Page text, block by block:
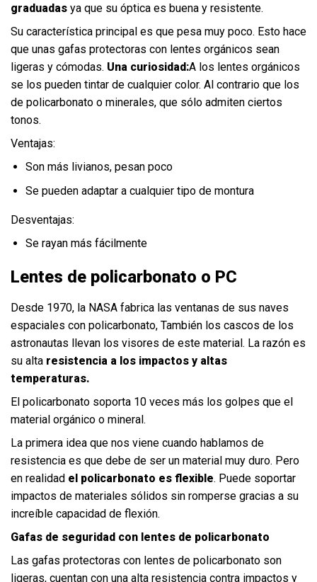
graduadas ya que su óptica es buena y resistente.
Su característica principal es que pesa muy poco. Esto hace
que unas gafas protectoras con lentes orgánicos sean
ligeras y cómodas. Una curiosidad:A los lentes orgánicos
se los pueden tintar de cualquier color. Al contrario que los
de policarbonato o minerales, que sólo admiten ciertos
tonos.
Ventajas:
Son más livianos, pesan poco
Se pueden adaptar a cualquier tipo de montura
Desventajas:
Se rayan más fácilmente
Lentes de policarbonato o PC
Desde 1970, la NASA fabrica las ventanas de sus naves
espaciales con policarbonato, También los cascos de los
astronautas llevan los visores de este material. La razón es
su alta resistencia a los impactos y altas
temperaturas.
El policarbonato soporta 10 veces más los golpes que el
material orgánico o mineral.
La primera idea que nos viene cuando hablamos de
resistencia es que debe de ser un material muy duro. Pero
en realidad el policarbonato es flexible. Puede soportar
impactos de materiales sólidos sin romperse gracias a su
increíble capacidad de flexión.
Gafas de seguridad con lentes de policarbonato
Las gafas protectoras con lentes de policarbonato son
ligeras, cuentan con una alta resistencia contra impactos y